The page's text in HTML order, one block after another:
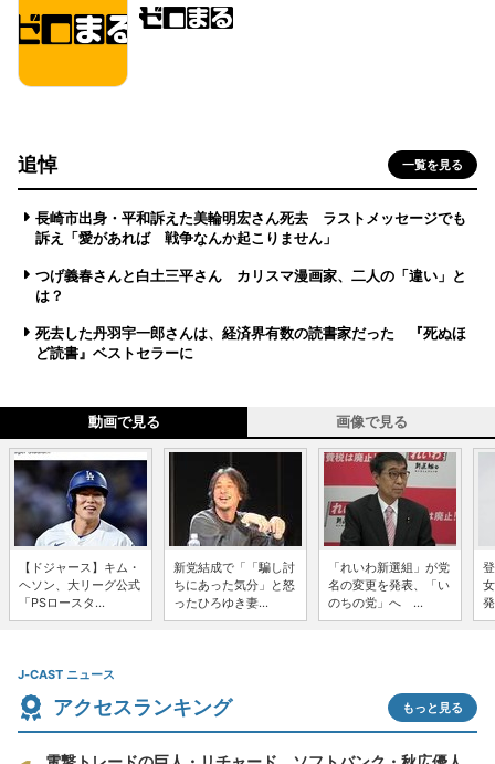
追悼 一覧を見る
長崎市出身・平和訴えた美輪明宏さん死去 ラストメッセージでも
訴え「愛があれば 戦争なんか起こりません」
つげ義春さんと白土三平さん カリスマ漫画家、二人の「違い」と
は？
死去した丹羽宇一郎さんは、経済界有数の読書家だった 『死ぬほ
ど読書』ベストセラーに
動画で見る 画像で見る
【ドジャース】キム・
ヘソン、大リーグ公式
「PSロースタ...
新党結成で「「騙し討
ちにあった気分」と怒
ったひろゆき妻...
「れいわ新選組」が党
名の変更を発表、「い
のちの党」へ ...
J-CAST ニュース
アクセスランキング もっと見る